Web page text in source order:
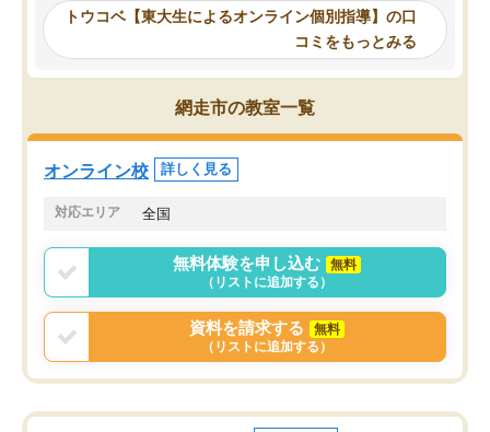
ーティングを行い、その講師で良いか
見てから講師を決定する事ができま
す。
うちの子は、初回面談の講師の方で決
オンラインツールを使用した単語帳の
共有があり宿題もそちらで出される形
でした。
言う事で講師変更の申し出があり、あ
まりに短期での変更だった為、塾に通
う事にして退会しました。遅れも取り
戻せ、授業内容や講師の方は良かった
と思います。
いなのがあり(有料)、受
ことをどんなスケジュー
くか相談したのですが、
ち期待したものではなく
くなってきたようなので
トウコベ【東大生によるオンライン個別指導】の口
コミをもっとみる
網走市の教室一覧
オンライン校 詳しく見る
対応エリア 全国
無料体験を申し込む
無料
（リストに追加する）
資料を請求する
無料
（リストに追加する）